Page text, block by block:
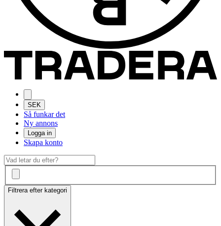
SEK
Så funkar det
Ny annons
Logga in
Skapa konto
Filtrera efter kategori